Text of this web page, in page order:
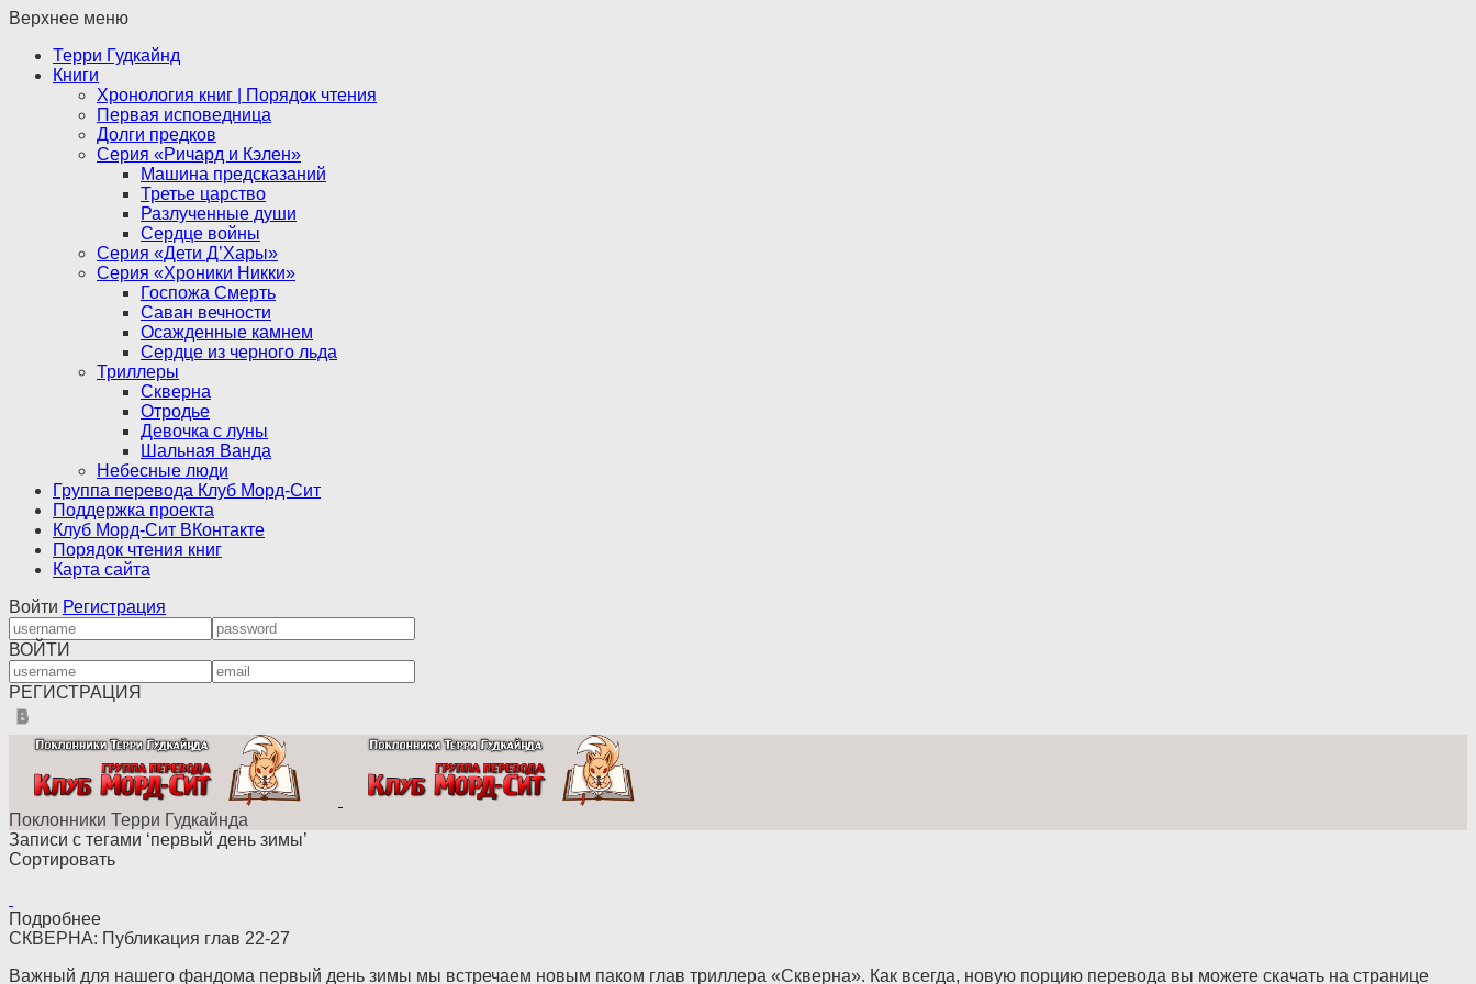
Верхнее меню
Терри Гудкайнд
Книги
Хронология книг | Порядок чтения
Первая исповедница
Долги предков
Серия «Ричард и Кэлен»
Машина предсказаний
Третье царство
Разлученные души
Сердце войны
Серия «Дети Д’Хары»
Серия «Хроники Никки»
Госпожа Смерть
Саван вечности
Осажденные камнем
Сердце из черного льда
Триллеры
Скверна
Отродье
Девочка с луны
Шальная Ванда
Небесные люди
Группа перевода Клуб Морд-Сит
Поддержка проекта
Клуб Морд-Сит ВКонтакте
Порядок чтения книг
Карта сайта
Войти Регистрация
ВОЙТИ
РЕГИСТРАЦИЯ
Поклонники Терри Гудкайнда
Записи с тегами ‘первый день зимы’
Сортировать
Подробнее
СКВЕРНА: Публикация глав 22-27
Важный для нашего фандома первый день зимы мы встречаем новым паком глав триллера «Скверна». Как всегда, новую порцию перевода вы можете скачать на странице